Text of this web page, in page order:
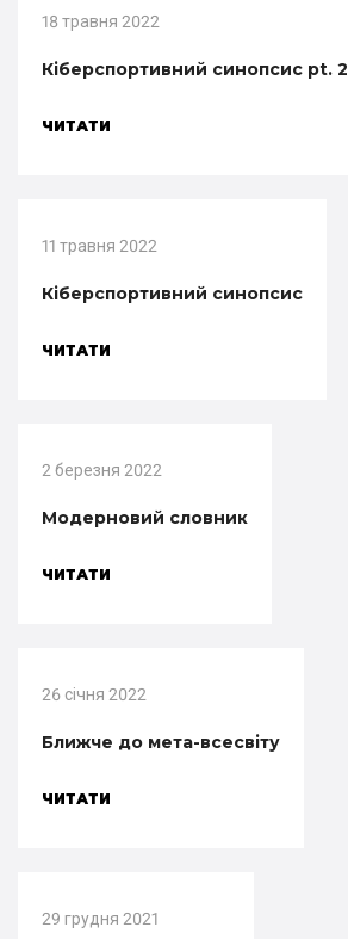
18 травня 2022
Кіберспортивний синопсис pt. 2
ЧИТАТИ
11 травня 2022
Кіберспортивний синопсис
ЧИТАТИ
2 березня 2022
Модерновий словник
ЧИТАТИ
26 січня 2022
Ближче до мета-всесвіту
ЧИТАТИ
29 грудня 2021